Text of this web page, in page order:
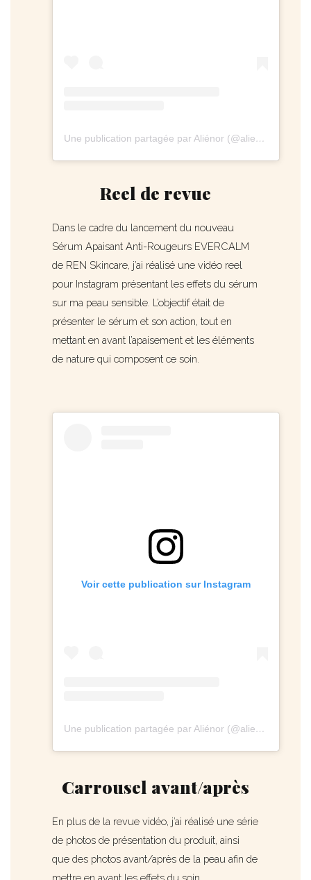
Une publication partagée par Aliénor (@alieenor.fr)
Reel de revue
Dans le cadre du lancement du nouveau
Sérum Apaisant Anti-Rougeurs EVERCALM
de REN Skincare, j’ai réalisé une vidéo reel
pour Instagram présentant les effets du sérum
sur ma peau sensible. L’objectif était de
présenter le sérum et son action, tout en
mettant en avant l’apaisement et les éléments
de nature qui composent ce soin.
Voir cette publication sur Instagram
Une publication partagée par Aliénor (@alieenor.fr)
Carrousel avant/après
En plus de la revue vidéo, j’ai réalisé une série
de photos de présentation du produit, ainsi
que des photos avant/après de la peau afin de
mettre en avant les effets du soin.